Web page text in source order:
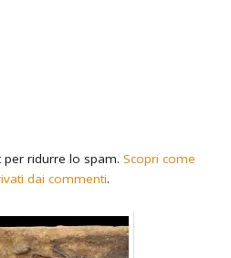
ridurre lo spam. Scopri come
dai commenti.